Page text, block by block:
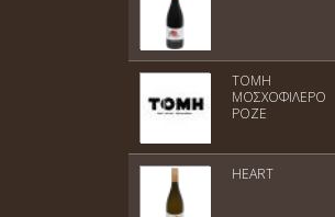
ΤΟΜΗ
ΜΟΣΧΟΦΙΛΕΡΟ
ΡΟΖΕ
HEART